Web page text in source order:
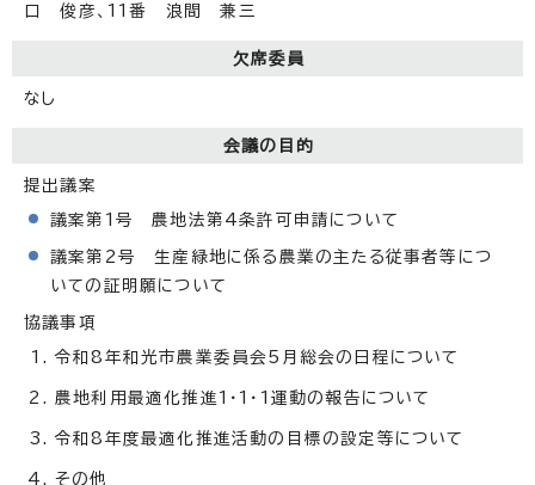
口 俊彦、11番 浪間 兼三
欠席委員
なし
会議の目的
提出議案
議案第1号 農地法第4条許可申請について
議案第2号 生産緑地に係る農業の主たる従事者等につ
いての証明願について
協議事項
令和8年和光市農業委員会5月総会の日程について
農地利用最適化推進1・1・1運動の報告について
令和8年度最適化推進活動の目標の設定等について
その他